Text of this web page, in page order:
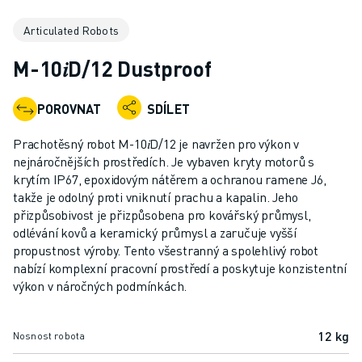
KOLABORATIVNÍ ROBOTY
ŘÍDICÍ JEDNOTKY ROBOTŮ
PŘÍSLUŠENSTVÍ ROBOTŮ
ROBOTICKÝ SOFTWARE
SIMULAČNÍ SOFTWARE
PRODUKTY PRO VZDĚLÁVACÍ ROBOTIKU
AUTOMATIZACE ROBOTŮ
ROBOTY PRO SVAŘOVÁNÍ ELEKTRICKÝM OBLOUKEM
KLOUBOVÉ ROBOTY
ŘADA ARC MATE
ŘADA M-900
DELTA ROBOTY
Articulated Robots
M-10𝑖D/12 Dustproof
POROVNAT SDÍLET
Prachotěsný robot M-10𝑖D/12 je navržen pro výkon v
nejnáročnějších prostředích. Je vybaven kryty motorů s
krytím IP67, epoxidovým nátěrem a ochranou ramene J6,
takže je odolný proti vniknutí prachu a kapalin. Jeho
přizpůsobivost je přizpůsobena pro kovářský průmysl,
odlévání kovů a keramický průmysl a zaručuje vyšší
propustnost výroby. Tento všestranný a spolehlivý robot
nabízí komplexní pracovní prostředí a poskytuje konzistentní
výkon v náročných podmínkách.
Nosnost robota 12 kg